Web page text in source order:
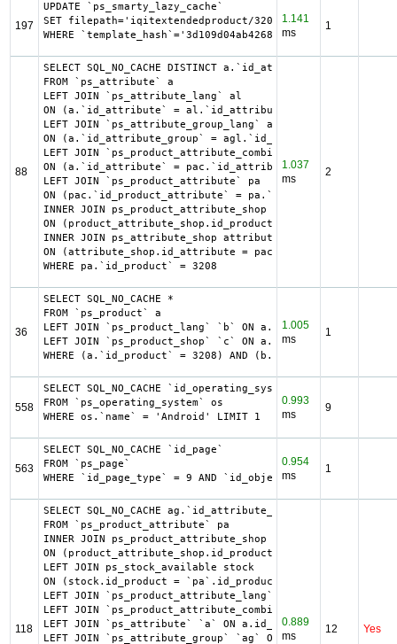
197
UPDATE `ps_smarty_lazy_cache`
SET filepath='iqitextendedproduct/3208/
WHERE
1.141
ms
1
88
SELECT SQL_NO_CACHE DISTINCT a.`id_attribute`,
FROM `ps_attribute` a
LEFT JOIN `ps_attribute_lang` al
ON (a.`id_attribute` = al.`id_attribute` AND
LEFT JOIN `ps_attribute_group_lang` agl
ON (a.`id_attribute_group` = agl.`id_attribute_group`
LEFT JOIN `ps_product_attribute_combination` pac
ON (a.`id_attribute` = pac.`id_attribute`)
LEFT JOIN `ps_product_attribute` pa
ON (pac.`id_product_attribute` =
INNER JOIN ps_product_attribute_shop
ON (product_attribute_shop.id_product_attribute =
INNER JOIN ps_attribute_shop attribute_shop
ON (attribute_shop.id_attribute = pac.id_attribute AND
WHERE pa.`id_product` = 3208
1.037
ms
2
36
SELECT SQL_NO_CACHE *
FROM `ps_product` a
LEFT JOIN `ps_product_lang` `b` ON a.`id_product` =
LEFT JOIN `ps_product_shop` `c` ON a.`id_product` =
WHERE (a.`id_product` = 3208) AND (b.`id_shop` = 1)
1.005
ms
1
558
SELECT SQL_NO_CACHE `id_operating_system`
FROM `ps_operating_system` os
WHERE os.`name` = 'Android' LIMIT 1
0.993
ms
9
563
SELECT SQL_NO_CACHE `id_page`
FROM `ps_page`
WHERE `id_page_type` = 9 AND `id_object` = 3208 LIMIT 1
0.954
ms
1
118
SELECT SQL_NO_CACHE ag.`id_attribute_group`,
FROM `ps_product_attribute` pa
INNER JOIN ps_product_attribute_shop
ON (product_attribute_shop.id_product_attribute =
LEFT JOIN ps_stock_available stock
ON (stock.id_product = `pa`.id_product AND
LEFT JOIN `ps_product_attribute_lang` `pal` ON
LEFT JOIN `ps_product_attribute_combination` `pac` ON
LEFT JOIN `ps_attribute` `a` ON a.id_attribute =
LEFT JOIN `ps_attribute_group` `ag` ON
0.889
ms
12 Yes